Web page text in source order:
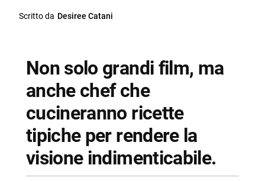
Scritto da Desiree Catani
Non solo grandi film, ma
anche chef che
cucineranno ricette
tipiche per rendere la
visione indimenticabile.